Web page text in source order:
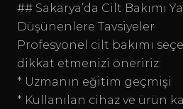
## Sakarya’da Cilt Bakımı
Düşünenlere Tavsiyeler
Profesyonel cilt bakımı
dikkat etmenizi öneririz:
* Uzmanın eğitim geçmişi
* Kullanılan cihaz ve ürün